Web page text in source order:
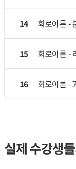
14 회로이론 -
15 회로이론 -
16 회로이론 -
실제 수강생